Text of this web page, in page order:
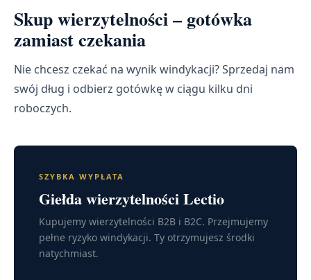
Skup wierzytelności – gotówka
zamiast czekania
Nie chcesz czekać na wynik windykacji? Sprzedaj nam
swój dług i odbierz gotówkę w ciągu kilku dni
roboczych.
SZYBKA WYPŁATA
Giełda wierzytelności Lectio
Kupujemy wierzytelności B2B i B2C. Przejmujemy
pełne ryzyko windykacji. Ty otrzymujesz środki
natychmiast.